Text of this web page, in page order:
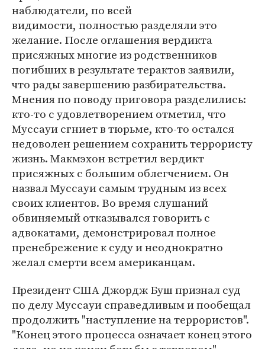
наблюдатели, по всей
видимости, полностью разделяли это
желание. После оглашения вердикта
присяжных многие из родственников
погибших в результате терактов заявили,
что рады завершению разбирательства.
Мнения по поводу приговора разделились:
кто-то с удовлетворением отметил, что
Муссауи сгниет в тюрьме, кто-то остался
недоволен решением сохранить террористу
жизнь. Макмэхон встретил вердикт
присяжных с большим облегчением. Он
назвал Муссауи самым трудным из всех
своих клиентов. Во время слушаний
обвиняемый отказывался говорить с
адвокатами, демонстрировал полное
пренебрежение к суду и неоднократно
желал смерти всем американцам.
Президент США Джордж Буш признал суд
по делу Муссауи справедливым и пообещал
продолжить "наступление на террористов".
"Конец этого процесса означает конец этого